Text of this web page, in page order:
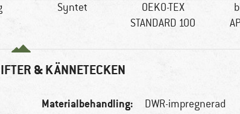
Syntet
OEKO-TEX
STANDARD 100
& KÄNNETECKEN
Materialbehandling: DWR-impregnerad